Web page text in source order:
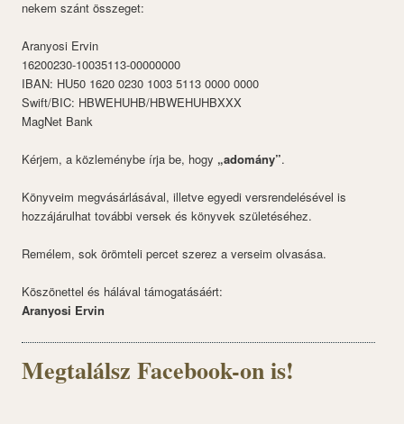
nekem szánt összeget:
Aranyosi Ervin
16200230-10035113-00000000
IBAN: HU50 1620 0230 1003 5113 0000 0000
Swift/BIC: HBWEHUHB/HBWEHUHBXXX
MagNet Bank
Kérjem, a közleménybe írja be, hogy „adomány”.
Könyveim megvásárlásával, illetve egyedi versrendelésével is
hozzájárulhat további versek és könyvek születéséhez.
Remélem, sok örömteli percet szerez a verseim olvasása.
Köszönettel és hálával támogatásáért:
Aranyosi Ervin
Megtalálsz Facebook-on is!